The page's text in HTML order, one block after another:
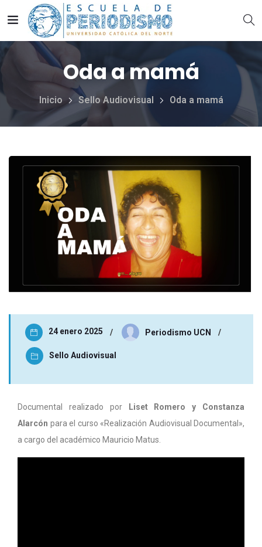
Oda a mamá
Inicio Sello Audiovisual Oda a mamá
24 enero 2025 Periodismo UCN
Sello Audiovisual
Documental realizado por
Liset Romero y Constanza
Alarcón para el curso «Realización Audiovisual Documental»,
a cargo del académico Mauricio Matus.